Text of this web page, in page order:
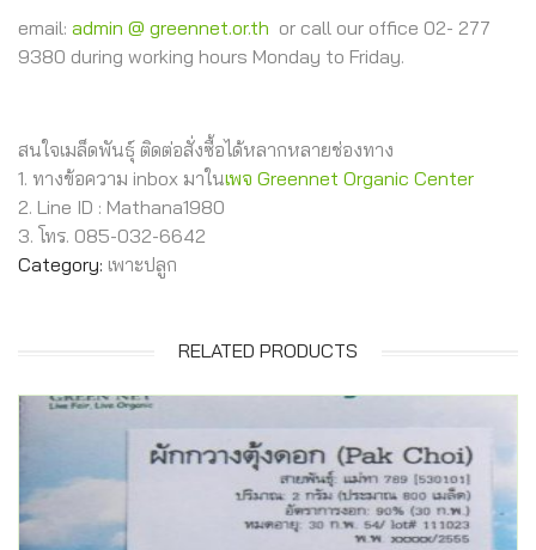
email: admin @ greennet.or.th or call our office 02- 277
9380 during working hours Monday to Friday.
สนใจเมล็ดพันธุ์ ติดต่อสั่งซื้อได้หลากหลายช่องทาง
1. ทางข้อความ inbox มาในเพจ Greennet Organic Center
2. Line ID : Mathana1980
3. โทร. 085-032-6642
Category: เพาะปลูก
RELATED PRODUCTS